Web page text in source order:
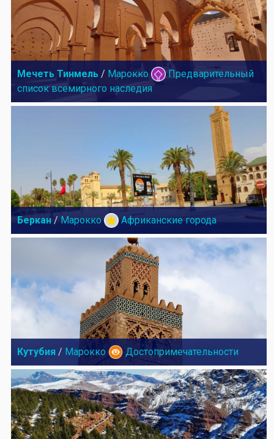
Мечеть Тинмель / Марокко
Предварительный
список всемирного наследия
Беркан / Марокко Африканские города
Кутубия / Марокко Достопримечательности